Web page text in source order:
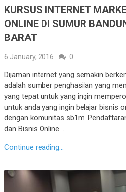
KURSUS INTERNET
ONLINE DI SUMUR
BARAT
6 January, 2016 0
Dijaman internet yang semakin
adalah sumber penghasilan yang
yang tepat untuk yang ingin
untuk anda yang ingin belajar bisnis
dengan komunitas sb1m.
dan Bisnis Online …
Continue reading...